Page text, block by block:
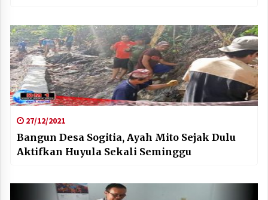
27/12/2021
Bangun Desa Sogitia, Ayah Mito Sejak Dulu
Aktifkan Huyula Sekali Seminggu